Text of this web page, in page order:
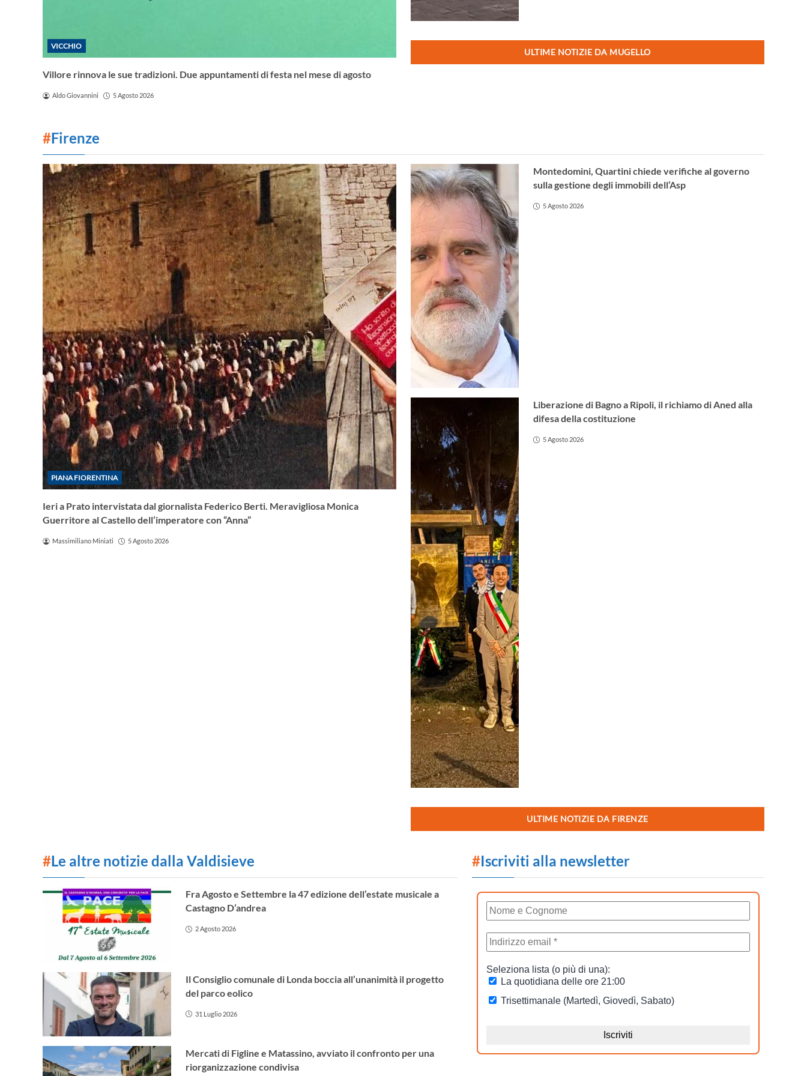
VICCHIO
Villore rinnova le sue tradizioni. Due appuntamenti di festa nel mese di agosto
Aldo Giovannini 5 Agosto 2026
ULTIME NOTIZIE DA MUGELLO
#Firenze
PIANA FIORENTINA
Ieri a Prato intervistata dal giornalista Federico Berti. Meravigliosa Monica
Guerritore al Castello dell’imperatore con “Anna”
Massimiliano Miniati 5 Agosto 2026
Montedomini, Quartini chiede verifiche al governo
sulla gestione degli immobili dell’Asp
5 Agosto 2026
Liberazione di Bagno a Ripoli, il richiamo di Aned alla
difesa della costituzione
5 Agosto 2026
ULTIME NOTIZIE DA FIRENZE
#Le altre notizie dalla Valdisieve
Fra Agosto e Settembre la 47 edizione dell’estate musicale a
Castagno D’andrea
2 Agosto 2026
Il Consiglio comunale di Londa boccia all’unanimità il progetto
del parco eolico
31 Luglio 2026
Mercati di Figline e Matassino, avviato il confronto per una
riorganizzazione condivisa
#Iscriviti alla newsletter